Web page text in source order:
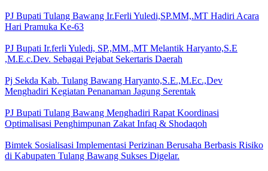
PJ Bupati Tulang Bawang Ir.Ferli Yuledi,SP.MM,.MT Hadiri Acara
Hari Pramuka Ke-63
PJ Bupati Ir.ferli Yuledi, SP.,MM.,MT Melantik Haryanto,S.E
,M.E.c.Dev. Sebagai Pejabat Sekertaris Daerah
Pj Sekda Kab. Tulang Bawang Haryanto,S.E.,M.Ec.,Dev
Menghadiri Kegiatan Penanaman Jagung Serentak
PJ Bupati Tulang Bawang Menghadiri Rapat Koordinasi
Optimalisasi Penghimpunan Zakat Infaq & Shodaqoh
Bimtek Sosialisasi Implementasi Perizinan Berusaha Berbasis Risiko
di Kabupaten Tulang Bawang Sukses Digelar.